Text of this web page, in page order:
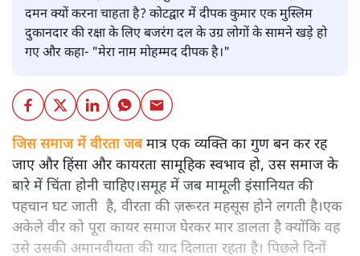
दमन क्यों करना चाहता है? कोटद्वार में दीपक कुमार एक मुस्लिम
दुकानदार की रक्षा के लिए बजरंग दल के उग्र लोगों के सामने खड़े हो
गए और कहा- "मेरा नाम मोहम्मद दीपक है।"
जिस समाज में वीरता जबमात्र एक व्यक्ति का गुण बन कर रह
जाए और हिंसा और कायरता सामूहिक स्वभाव हो, उस समाज के
बारे में चिंता होनी चाहिए।समूह में जब मामूली इंसानियत की
पहचान घट जाती है, वीरता की ज़रूरत महसूस होने लगती है।एक
अकेले वीर को पूरा कायर समाज घेरकर मार डालता है क्योंकि वह
उसे उसकी अमानवीयता की याद दिलाता रहता है। पिछले दिनों